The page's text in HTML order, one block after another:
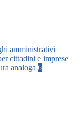
amministrativi
cittadini e imprese
analoga 6